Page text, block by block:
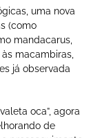
uma nova
(como
mandacarus,
macambiras,
já observada
oca”, agora
de